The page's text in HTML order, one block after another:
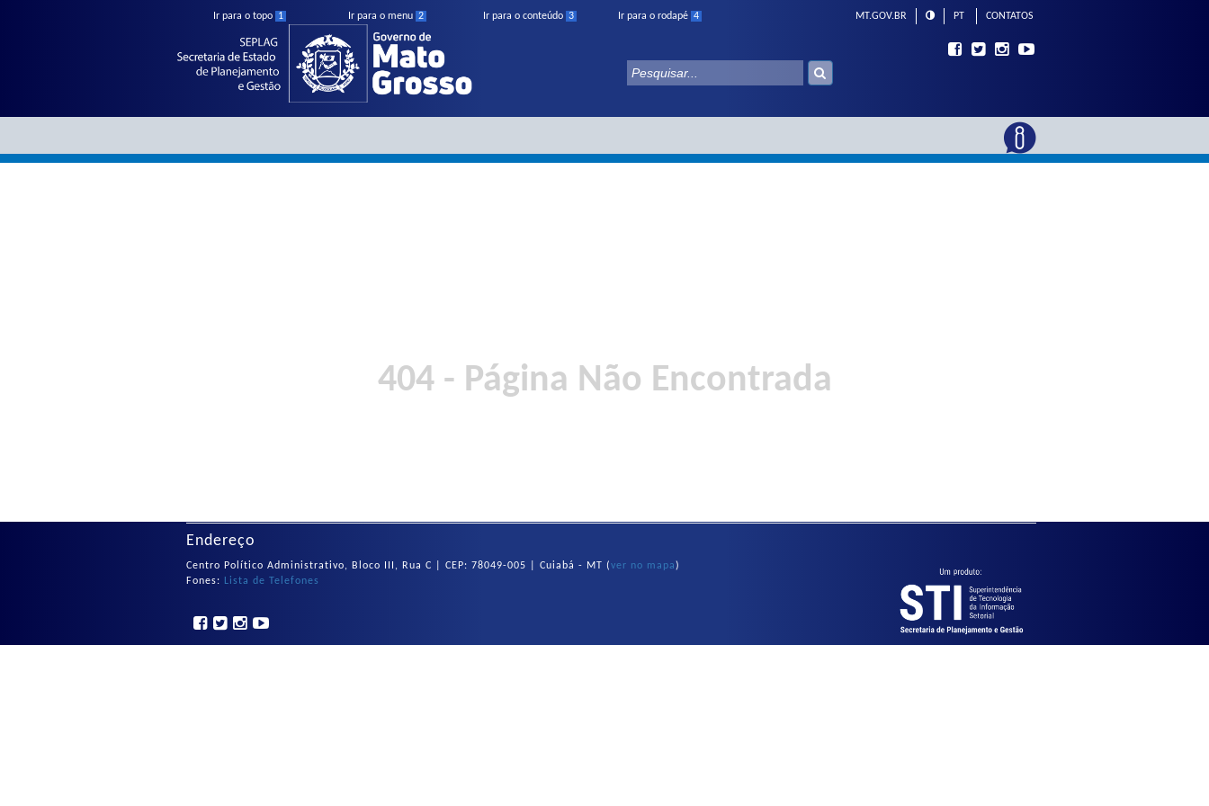
Ir para o topo 1 Ir para o menu 2 Ir para o conteúdo 3 Ir para o rodapé 4 MT.GOV.BR PT CONTATOS
404 - Página Não Encontrada
Endereço
Centro Político Administrativo, Bloco III, Rua C | CEP: 78049-005 | Cuiabá - MT (ver no mapa )
Fones: Lista de Telefones